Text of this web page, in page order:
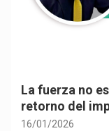
La fuerza no
retorno del
16/01/2026